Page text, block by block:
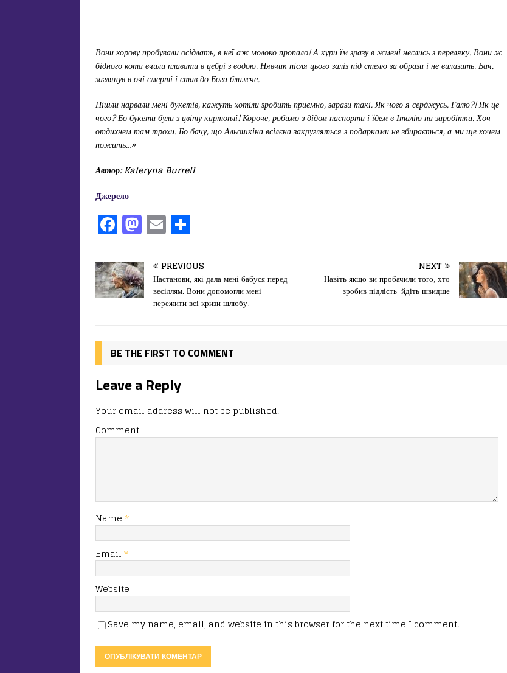
Вони корову пробували осідлать, в неї аж молоко пропало! А кури їм зразу в жмені неслись з переляку. Вони ж
бідного кота вчили плавати в цебрі з водою. Нявчик після цього заліз під стелю за образи і не вилазить. Бач,
заглянув в очі смерті і став до Бога ближче.
Пішли нарвали мені букетів, кажуть хотіли зробить приємно, зарази такі. Як чого я серджусь, Галю?! Як це
чого? Бо букети були з цвіту картоплі! Короче, робимо з дідом паспорти і їдем в Італію на заробітки. Хоч
отдихнем там трохи. Бо бачу, що Альошкіна всілєна закругляться з подарками не збирається, а ми ще хочем
пожить…»
Автор: Kateryna Burrell
Джерело
F
a
c
e
b
o
k
M
a
st
o
d
n
E
m
ai
l
іл
и
т
я
PREVIOUS
Настанови, які дала мені бабуся перед
весіллям. Вони допомогли мені
пережити всі кризи шлюбу!
NEXT
Навіть якщо ви пробачили того, хто
зробив підлість, йдіть швидше
BE THE FIRST TO COMMENT
Leave a Reply
Your email address will not be published.
Comment
Name *
Email *
Website
Save my name, email, and website in this browser for the next time I comment.